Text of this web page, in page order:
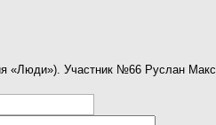
«Люди»). Участник №66 Руслан